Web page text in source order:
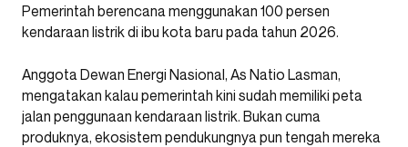
Pemerintah berencana menggunakan 100 persen
kendaraan listrik di ibu kota baru pada tahun 2026.
Anggota Dewan Energi Nasional, As Natio Lasman,
mengatakan kalau pemerintah kini sudah memiliki peta
jalan penggunaan kendaraan listrik. Bukan cuma
produknya, ekosistem pendukungnya pun tengah mereka